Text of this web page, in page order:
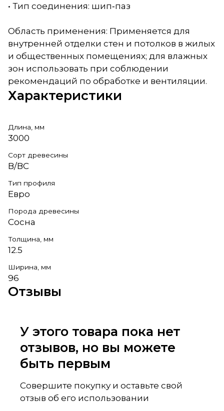
• Тип соединения: шип‑паз
Область применения: Применяется для
внутренней отделки стен и потолков в жилых
и общественных помещениях; для влажных
зон использовать при соблюдении
рекомендаций по обработке и вентиляции.
Характеристики
Длина, мм
3000
Сорт древесины
В/ВС
Тип профиля
Евро
Порода древесины
Сосна
Толщина, мм
12.5
Ширина, мм
96
Отзывы
У этого товара пока нет
отзывов, но вы можете
быть первым
Совершите покупку и оставьте свой
отзыв об его использовании